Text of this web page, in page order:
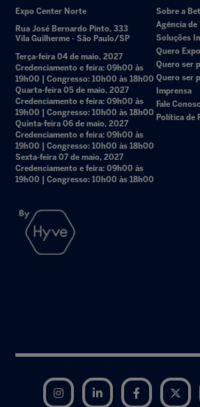
Expo Center Norte
Rua José Bernardo Pinto, 333
Vila Guilherme - São Paulo/SP
Terça-feira 04 de maio, 2027
Credenciamento e feira: 09h00 às
19h00 | Congresso: 10h00 às 18h00
Quarta-feira 05 de maio, 2027
Credenciamento e feira: 09h00 às
19h00 | Congresso: 10h00 às 18h00
Quinta-feira 06 de maio, 2027
Credenciamento e feira: 09h00 às
19h00 | Congresso: 10h00 às 18h00
Sexta-feira 07 de maio, 2027
Credenciamento e feira: 09h00 às
19h00 | Congresso: 10h00 às 18h00
Sobre a
Agência de
Soluções
Quero
Quero ser
Quero ser
Imprensa
Fale
Política de
Instagram LinkedIn Facebook